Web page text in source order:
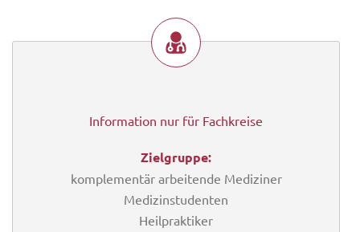
Information nur für Fachkreise
Zielgruppe:
komplementär arbeitende Mediziner
Medizinstudenten
Heilpraktiker